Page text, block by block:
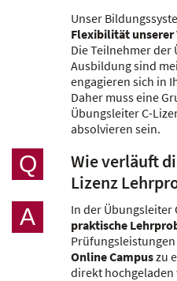
Unser
Flexibilität
Die Teilnehmer der
Ausbildung sind
engagieren sich in
Daher muss eine
Übungsleiter C-
absolvieren sein.
Q
Wie verläuft
Lizenz
A In der Übungsleiter
praktische
Online Campuszu
direkt hochgeladen